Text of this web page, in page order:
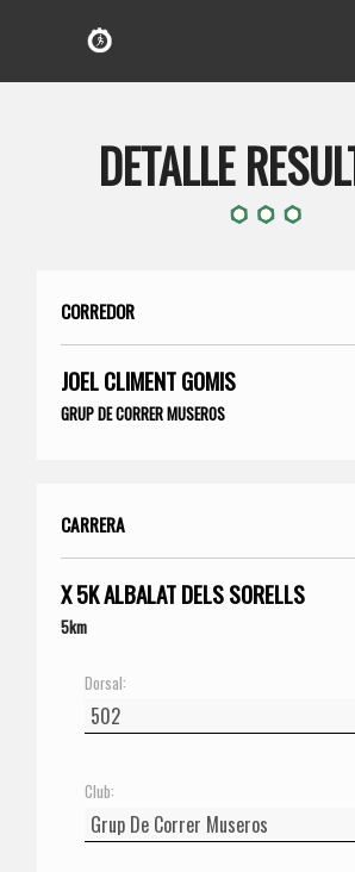
DETALLE
CORREDOR
JOEL CLIMENT GOMIS
GRUP DE CORRER MUSEROS
CARRERA
X 5K ALBALAT DELS SORELLS
5km
Dorsal:
Club: